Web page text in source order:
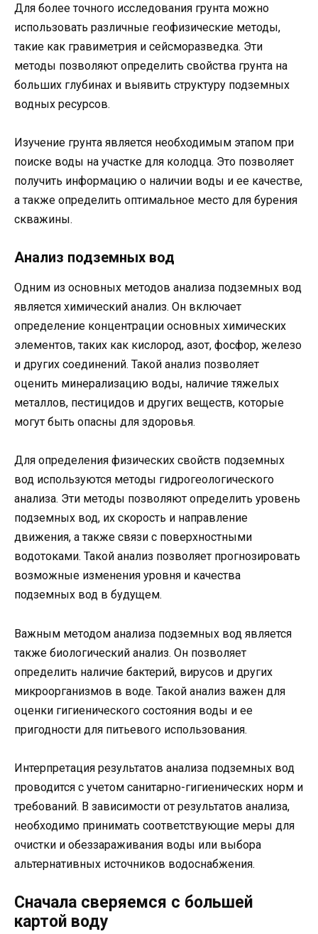
Для более точного исследования грунта можно
использовать различные геофизические методы,
такие как гравиметрия и сейсморазведка. Эти
методы позволяют определить свойства грунта на
больших глубинах и выявить структуру подземных
водных ресурсов.
Изучение грунта является необходимым этапом при
поиске воды на участке для колодца. Это позволяет
получить информацию о наличии воды и ее качестве,
а также определить оптимальное место для бурения
скважины.
Анализ подземных вод
Одним из основных методов анализа подземных вод
является химический анализ. Он включает
определение концентрации основных химических
элементов, таких как кислород, азот, фосфор, железо
и других соединений. Такой анализ позволяет
оценить минерализацию воды, наличие тяжелых
металлов, пестицидов и других веществ, которые
могут быть опасны для здоровья.
Для определения физических свойств подземных
вод используются методы гидрогеологического
анализа. Эти методы позволяют определить уровень
подземных вод, их скорость и направление
движения, а также связи с поверхностными
водотоками. Такой анализ позволяет прогнозировать
возможные изменения уровня и качества
подземных вод в будущем.
Важным методом анализа подземных вод является
также биологический анализ. Он позволяет
определить наличие бактерий, вирусов и других
микроорганизмов в воде. Такой анализ важен для
оценки гигиенического состояния воды и ее
пригодности для питьевого использования.
Интерпретация результатов анализа подземных вод
проводится с учетом санитарно-гигиенических норм и
требований. В зависимости от результатов анализа,
необходимо принимать соответствующие меры для
очистки и обеззараживания воды или выбора
альтернативных источников водоснабжения.
Сначала сверяемся с большей
картой воду